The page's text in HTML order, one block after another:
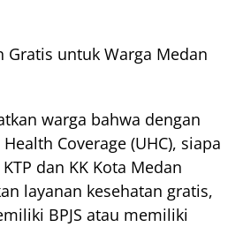
Gratis untuk Warga Medan
warga bahwa dengan
Coverage (UHC), siapa
dan KK Kota Medan
layanan kesehatan gratis,
BPJS atau memiliki